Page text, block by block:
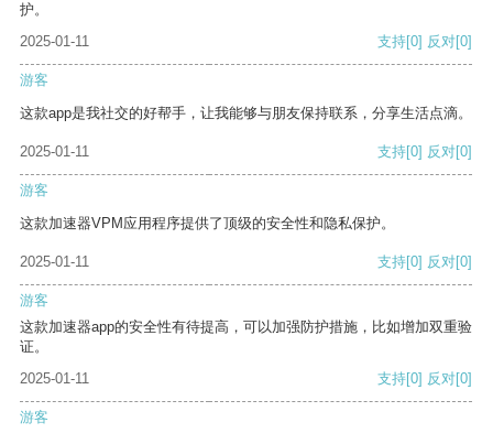
护。
2025-01-11
支持[0] 反对[0]
游客
这款app是我社交的好帮手，让我能够与朋友保持联系，分享生活点滴。
2025-01-11 支持[0] 反对[0]
游客
这款加速器VPM应用程序提供了顶级的安全性和隐私保护。
2025-01-11 支持[0] 反对[0]
游客
这款加速器app的安全性有待提高，可以加强防护措施，比如增加双重验
证。
2025-01-11
支持[0] 反对[0]
游客